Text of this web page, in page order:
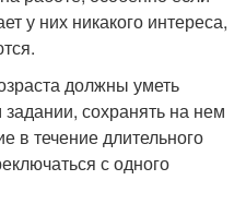
у них никакого интереса,
должны уметь
сохранять на нем
в течение длительного
с одного